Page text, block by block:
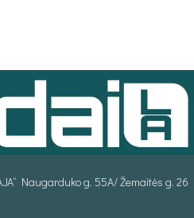
Naugarduko g. 55A/ Žemaitės g. 26